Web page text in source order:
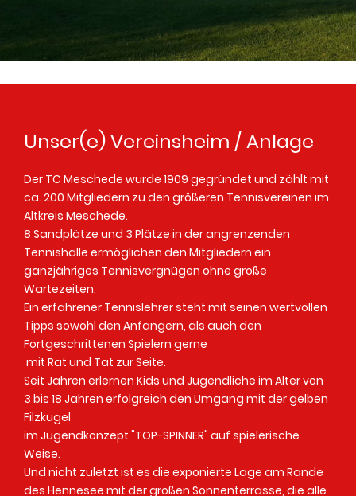
Unser(e) Vereinsheim / Anlage
Der TC Meschede wurde 1909 gegründet und zählt mit
ca. 200 Mitgliedern zu den größeren Tennisvereinen im
Altkreis Meschede.
8 Sandplätze und 3 Plätze in der angrenzenden
Tennishalle ermöglichen den Mitgliedern ein
ganzjähriges Tennisvergnügen ohne große
Wartezeiten.
Ein erfahrener Tennislehrer steht mit seinen wertvollen
Tipps sowohl den Anfängern, als auch den
Fortgeschrittenen Spielern gerne
mit Rat und Tat zur Seite.
Seit Jahren erlernen Kids und Jugendliche im Alter von
3 bis 18 Jahren erfolgreich den Umgang mit der gelben
Filzkugel
im Jugendkonzept "TOP-SPINNER" auf spielerische
Weise.
Und nicht zuletzt ist es die exponierte Lage am Rande
des Hennesee mit der großen Sonnenterrasse, die alle